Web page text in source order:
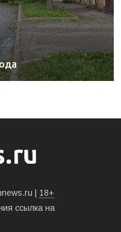
| 18+
ссылка на